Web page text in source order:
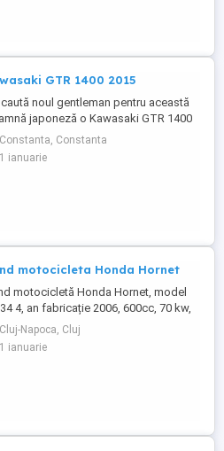
GTR 1400 2015
noul gentleman pentru această
japoneză o Kawasaki GTR 1400
încă întoarce priviri și iubește
A fost răsfățată, întreținută la
și tratată cu respect. O dau doar
Constanta, Constanta
1 ianuarie
motocicleta Honda Hornet
motocicletă Honda Hornet, model
34 4, an fabricație 2006, 600cc, 70 kw,
inspecție tehnică valabilă până în
2027 . Preț 1900 euro
Cluj-Napoca, Cluj
1 ianuarie